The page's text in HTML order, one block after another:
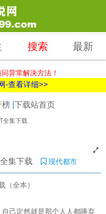
搜索 最新
异常解决方法！
-查看详细>>
榜 下载站首页
全集下载
全集下载 现代都市
（全本）
己定然就是那个人人都唾弃